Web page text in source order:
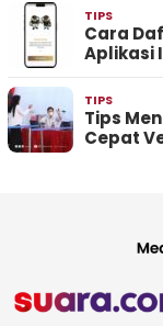
TIPS
Cara
Aplikasi
TIPS
Tips
Cepat